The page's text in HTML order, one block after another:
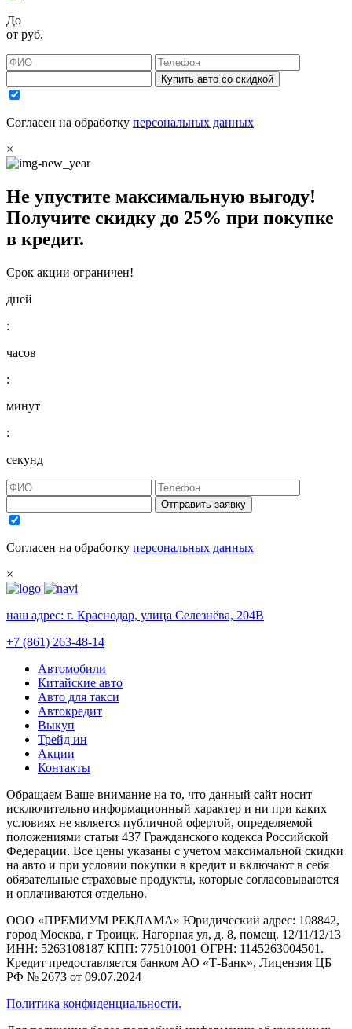
До
от руб.
Купить авто со скидкой
Согласен на обработку персональных данных
×
Не упустите максимальную выгоду!
Получите скидку до 25% при покупке
в кредит.
Срок акции ограничен!
дней
:
часов
:
минут
:
секунд
Отправить заявку
Согласен на обработку персональных данных
×
наш адрес: г. Краснодар, улица Селезнёва, 204В
+7 (861) 263-48-14
Автомобили
Китайские авто
Авто для такси
Автокредит
Выкуп
Трейд ин
Акции
Контакты
Обращаем Ваше внимание на то, что данный сайт носит
исключительно информационный характер и ни при каких
условиях не является публичной офертой, определяемой
положениями статьи 437 Гражданского кодекса Российской
Федерации. Все цены указаны с учетом максимальной скидки
на авто и при условии покупки в кредит и включают в себя
обязательные страховые продукты, которые согласовываются
и оплачиваются отдельно.
ООО «ПРЕМИУМ РЕКЛАМА» Юридический адрес: 108842,
город Москва, г Троицк, Нагорная ул, д. 8, помещ. 12/11/12/13
ИНН: 5263108187 КПП: 775101001 ОГРН: 1145263004501.
Кредит предоставляется банком АО «Т-Банк», Лицензия ЦБ
РФ № 2673 от 09.07.2024
Политика конфиденциальности.